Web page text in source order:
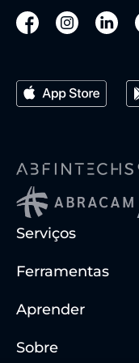
Serviços
Ferramentas
Aprender
Sobre